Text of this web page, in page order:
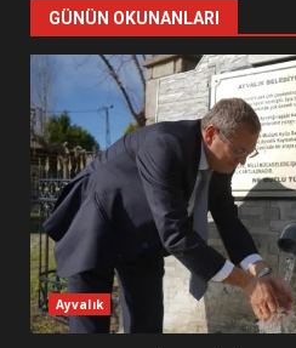
7
YENİ
ŞEKİLLENDİ?
1
AYVALIK
HAREKETE
ESA
NEYİ
GÜNÜN OKUNANLARI
Ayvalık